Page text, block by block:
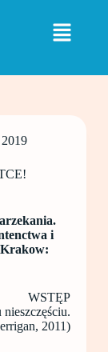
i
Krakow:
WSTĘP
2011)